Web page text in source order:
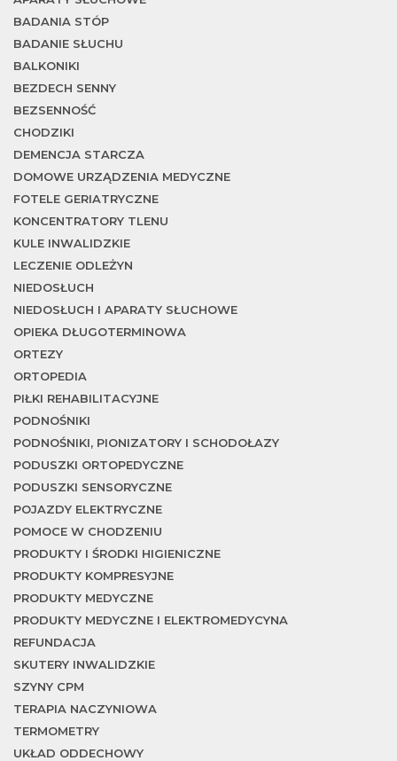
BADANIA STÓP
BADANIE SŁUCHU
BALKONIKI
BEZDECH SENNY
BEZSENNOŚĆ
CHODZIKI
DEMENCJA STARCZA
DOMOWE URZĄDZENIA MEDYCZNE
FOTELE GERIATRYCZNE
KONCENTRATORY TLENU
KULE INWALIDZKIE
LECZENIE ODLEŻYN
NIEDOSŁUCH
NIEDOSŁUCH I APARATY SŁUCHOWE
OPIEKA DŁUGOTERMINOWA
ORTEZY
ORTOPEDIA
PIŁKI REHABILITACYJNE
PODNOŚNIKI
PODNOŚNIKI, PIONIZATORY I SCHODOŁAZY
PODUSZKI ORTOPEDYCZNE
PODUSZKI SENSORYCZNE
POJAZDY ELEKTRYCZNE
POMOCE W CHODZENIU
PRODUKTY I ŚRODKI HIGIENICZNE
PRODUKTY KOMPRESYJNE
PRODUKTY MEDYCZNE
PRODUKTY MEDYCZNE I ELEKTROMEDYCYNA
REFUNDACJA
SKUTERY INWALIDZKIE
SZYNY CPM
TERAPIA NACZYNIOWA
TERMOMETRY
UKŁAD ODDECHOWY